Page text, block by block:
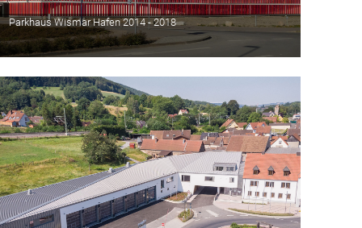
Parkhaus Wismar Hafen 2014 - 2018